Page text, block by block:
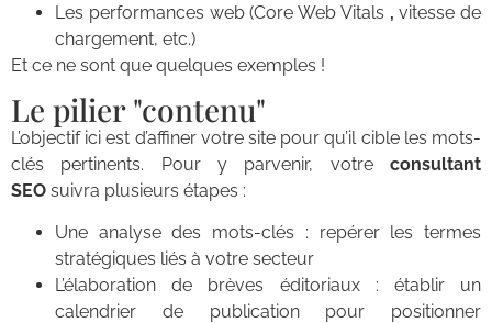
Les performances web (Core Web Vitals , vitesse de
chargement, etc.)
Et ce ne sont que quelques exemples !
Le pilier "contenu"
L’objectif ici est d’affiner votre site pour qu’il cible les mots-
clés pertinents. Pour y parvenir, votre consultant
SEO suivra plusieurs étapes :
Une analyse des mots-clés : repérer les termes
stratégiques liés à votre secteur
L’élaboration de brèves éditoriaux : établir un
calendrier de publication pour positionner